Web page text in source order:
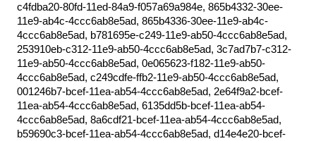
c4fdba20-80fd-11ed-84a9-f057a69a984e, 865b4332-30ee-
11e9-ab4c-4ccc6ab8e5ad, 865b4336-30ee-11e9-ab4c-
4ccc6ab8e5ad, b781695e-c249-11e9-ab50-4ccc6ab8e5ad,
253910eb-c312-11e9-ab50-4ccc6ab8e5ad, 3c7ad7b7-c312-
11e9-ab50-4ccc6ab8e5ad, 0e065623-f182-11e9-ab50-
4ccc6ab8e5ad, c249cdfe-ffb2-11e9-ab50-4ccc6ab8e5ad,
001246b7-bcef-11ea-ab54-4ccc6ab8e5ad, 2e64f9a2-bcef-
11ea-ab54-4ccc6ab8e5ad, 6135dd5b-bcef-11ea-ab54-
4ccc6ab8e5ad, 8a6cdf21-bcef-11ea-ab54-4ccc6ab8e5ad,
b59690c3-bcef-11ea-ab54-4ccc6ab8e5ad, d14e4e20-bcef-